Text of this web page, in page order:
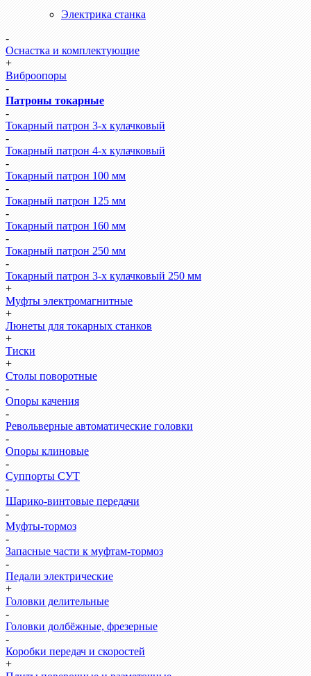
Электрика станка
-
Оснастка и комплектующие
+
Виброопоры
-
Патроны токарные
-
Токарный патрон 3-х кулачковый
-
Токарный патрон 4-х кулачковый
-
Токарный патрон 100 мм
-
Токарный патрон 125 мм
-
Токарный патрон 160 мм
-
Токарный патрон 250 мм
-
Токарный патрон 3-х кулачковый 250 мм
+
Муфты электромагнитные
+
Люнеты для токарных станков
+
Тиски
+
Столы поворотные
-
Опоры качения
-
Револьверные автоматические головки
-
Опоры клиновые
-
Суппорты СУТ
-
Шарико-винтовые передачи
-
Муфты-тормоз
-
Запасные части к муфтам-тормоз
-
Педали электрические
+
Головки делительные
-
Головки долбёжные, фрезерные
-
Коробки передач и скоростей
+